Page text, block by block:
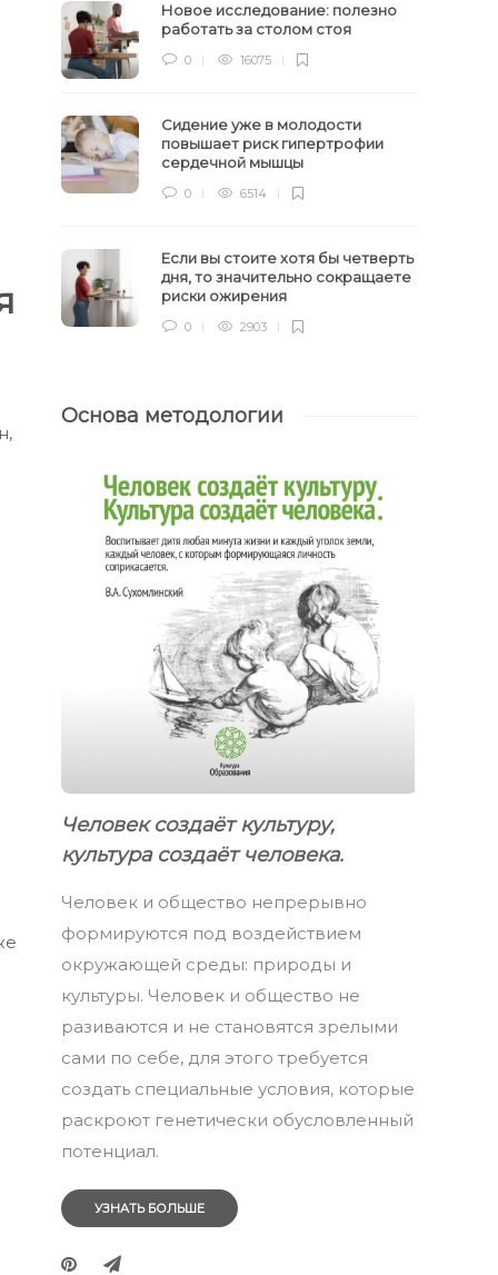
Новое исследование: полезно
работать за столом стоя
0 16075
Сидение уже в молодости
повышает риск гипертрофии
сердечной мышцы
0 6514
Если вы стоите хотя бы четверть
дня, то значительно сокращаете
риски ожирения
0 2903
Основа методологии
Человек создаёт культуру,
культура создаёт человека.
Человек и общество непрерывно
формируются под воздействием
окружающей среды: природы и
культуры. Человек и общество не
разиваются и не становятся зрелыми
сами по себе, для этого требуется
создать специальные условия, которые
раскроют генетически обусловленный
потенциал.
УЗНАТЬ БОЛЬШЕ